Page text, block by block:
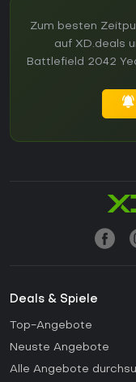
Zum besten
auf XD.deals
Battlefield 2042
Deals & Spiele
Top-Angebote
Neuste Angebote
Alle Angebote